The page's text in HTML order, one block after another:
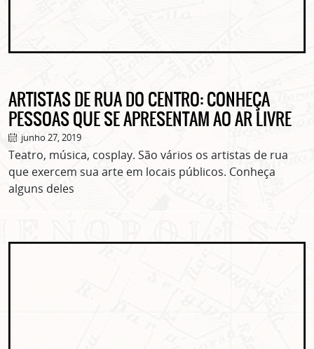
ARTISTAS DE RUA DO CENTRO: CONHEÇA
PESSOAS QUE SE APRESENTAM AO AR LIVRE
junho 27, 2019
Teatro, música, cosplay. São vários os artistas de rua
que exercem sua arte em locais públicos. Conheça
alguns deles